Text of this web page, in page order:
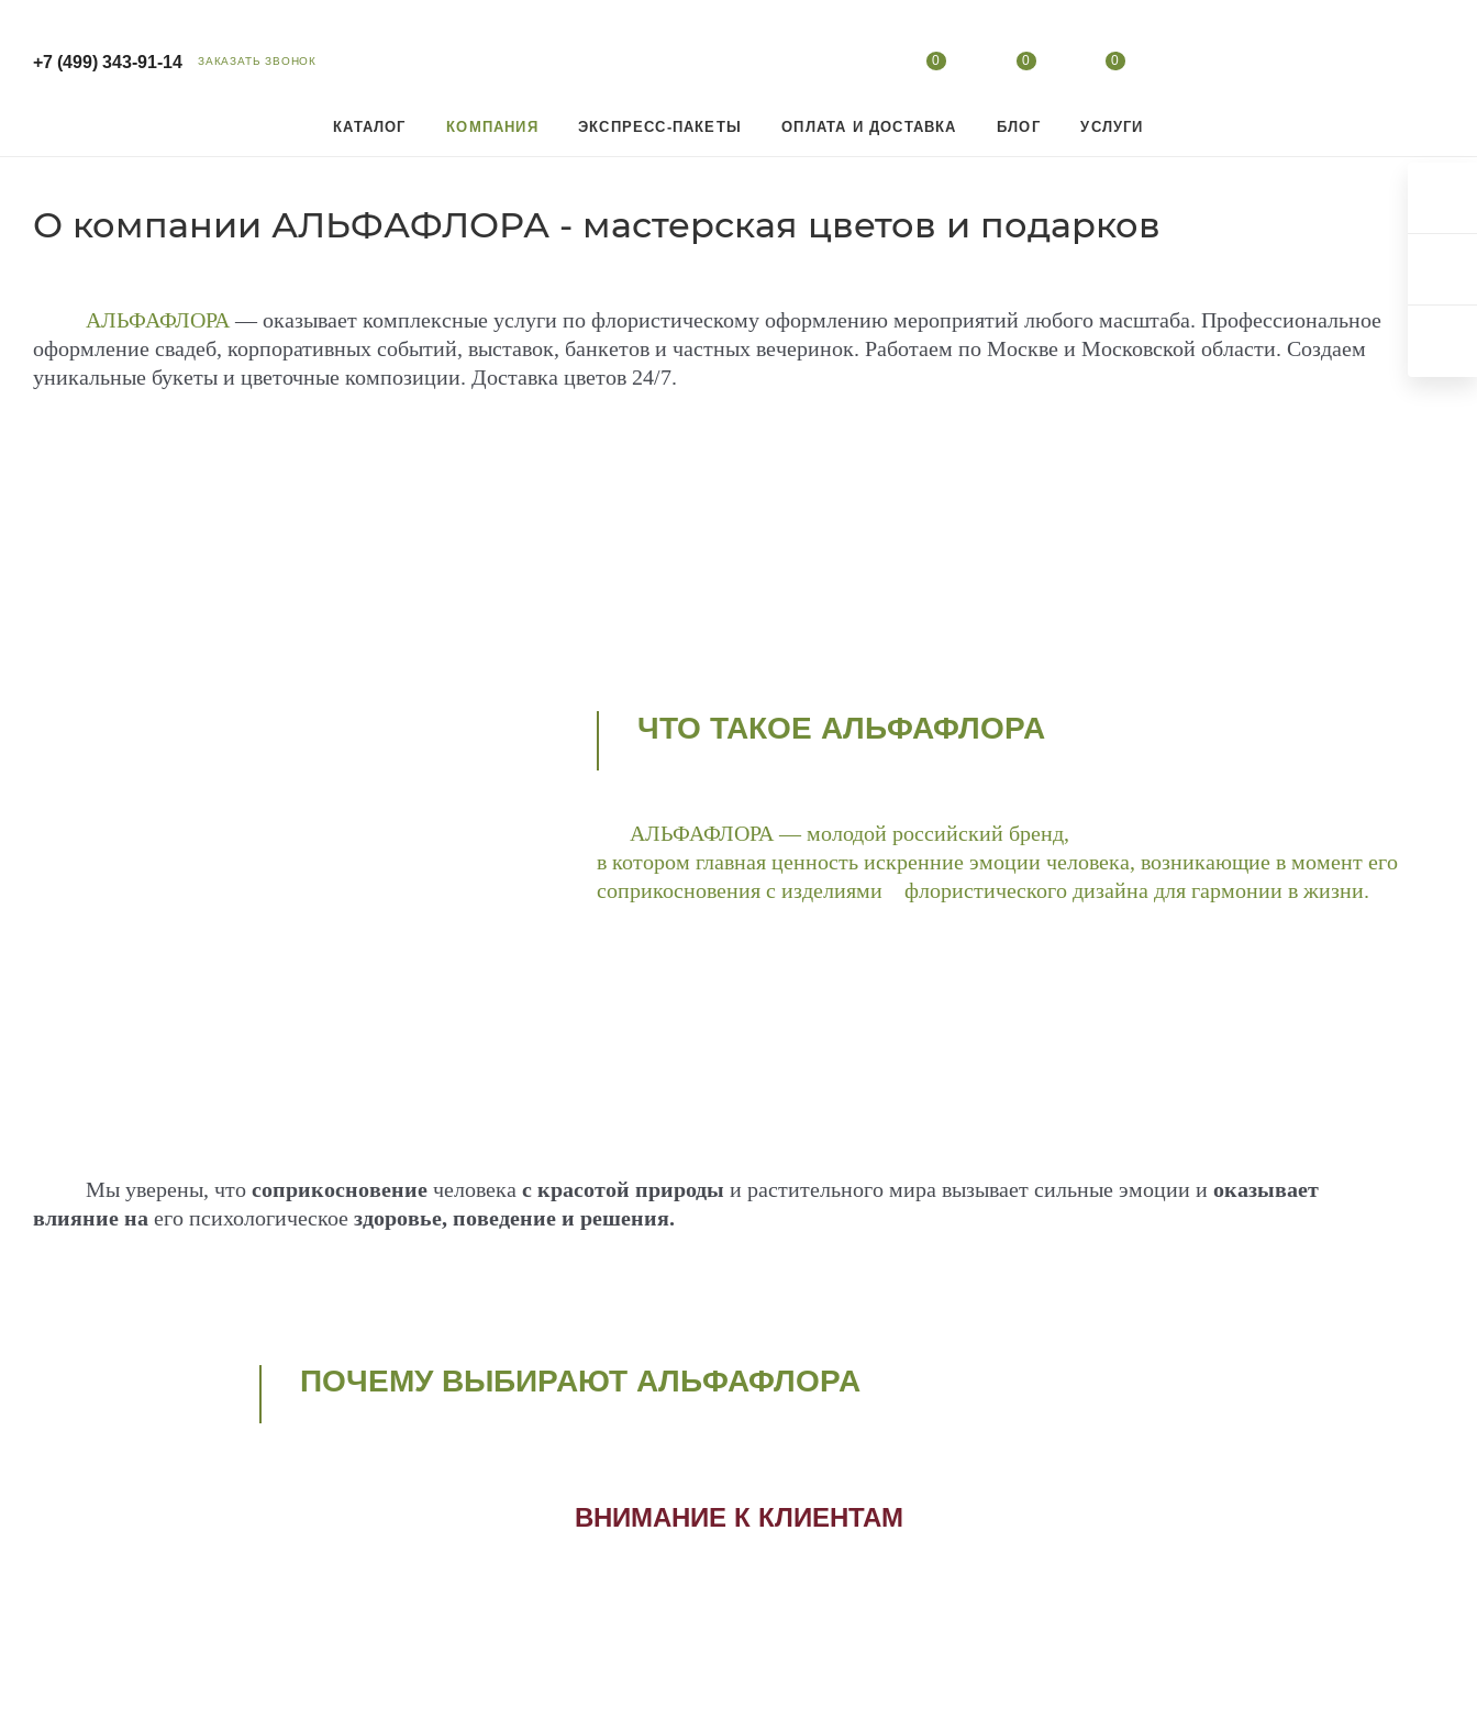
+7 (499) 343-91-14 ЗАКАЗАТЬ ЗВОНОК 0 0 0
КАТАЛОГ КОМПАНИЯ ЭКСПРЕСС-ПАКЕТЫ ОПЛАТА И ДОСТАВКА БЛОГ УСЛУГИ
О компании АЛЬФАФЛОРА - мастерская цветов и подарков
АЛЬФАФЛОРА — оказывает комплексные услуги по флористическому оформлению мероприятий любого масштаба. Профессиональное
оформление свадеб, корпоративных событий, выставок, банкетов и частных вечеринок. Работаем по Москве и Московской области. Создаем
уникальные букеты и цветочные композиции. Доставка цветов 24/7.
ЧТО ТАКОЕ АЛЬФАФЛОРА
АЛЬФАФЛОРА — молодой российский бренд,
в котором главная ценность искренние эмоции человека, возникающие в момент его
соприкосновения с изделиями флористического дизайна для гармонии в жизни.
Мы уверены, что соприкосновение человека с красотой природы и растительного мира вызывает сильные эмоции и оказывает
влияние на его психологическое здоровье, поведение и решения.
ПОЧЕМУ ВЫБИРАЮТ АЛЬФАФЛОРА
ВНИМАНИЕ К КЛИЕНТАМ